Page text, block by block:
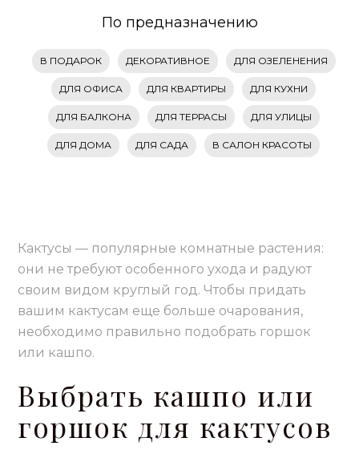
По предназначению
В ПОДАРОК ДЕКОРАТИВНОЕ ДЛЯ ОЗЕЛЕНЕНИЯ
ДЛЯ ОФИСА ДЛЯ КВАРТИРЫ ДЛЯ КУХНИ
ДЛЯ БАЛКОНА ДЛЯ ТЕРРАСЫ ДЛЯ УЛИЦЫ
ДЛЯ ДОМА ДЛЯ САДА В САЛОН КРАСОТЫ
Кактусы — популярные комнатные растения:
они не требуют особенного ухода и радуют
своим видом круглый год. Чтобы придать
вашим кактусам еще больше очарования,
необходимо правильно подобрать горшок
или кашпо.
Выбрать кашпо или
горшок для кактусов